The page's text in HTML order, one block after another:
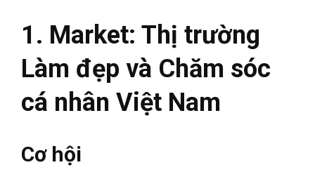
1. Market: Thị trường
Làm đẹp và Chăm sóc
cá nhân Việt Nam
Cơ hội